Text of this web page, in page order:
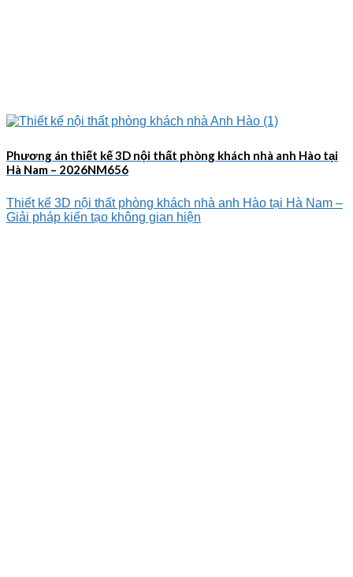
Phương án thiết kế 3D nội thất phòng khách nhà anh Hào tại
Hà Nam – 2026NM656
Thiết kế 3D nội thất phòng khách nhà anh Hào tại Hà Nam –
Giải pháp kiến tạo không gian hiện